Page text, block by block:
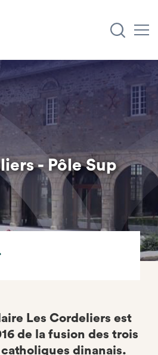
- Pôle Sup
Les Cordeliers est
de la fusion des trois
dinanais.